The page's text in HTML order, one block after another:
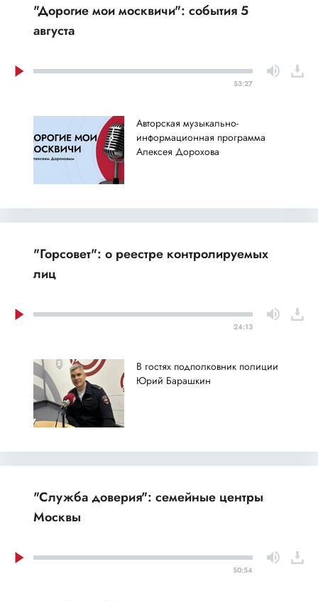
"Дорогие мои москвичи": события 5
августа
53:27
Авторская музыкально-
информационная программа
Алексея Дорохова
"Горсовет": о реестре контролируемых
лиц
24:13
В гостях подполковник полиции
Юрий Барашкин
"Служба доверия": семейные центры
Москвы
50:54